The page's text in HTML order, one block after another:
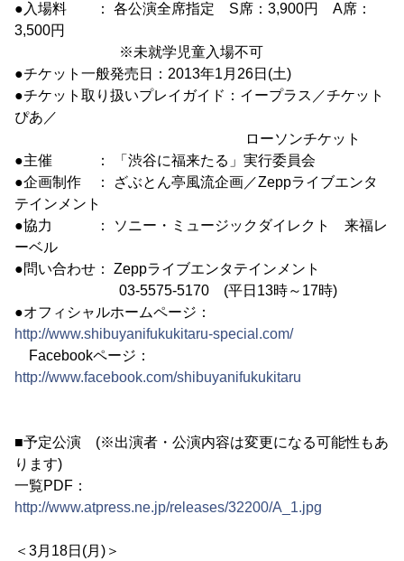
●入場料 ： 各公演全席指定 S席：3,900円 A席：
3,500円
※未就学児童入場不可
●チケット一般発売日：2013年1月26日(土)
●チケット取り扱いプレイガイド：イープラス／チケット
ぴあ／
ローソンチケット
●主催 ： 「渋谷に福来たる」実行委員会
●企画制作 ： ざぶとん亭風流企画／Zeppライブエンタ
テインメント
●協力 ： ソニー・ミュージックダイレクト 来福レ
ーベル
●問い合わせ： Zeppライブエンタテインメント
03-5575-5170 (平日13時～17時)
●オフィシャルホームページ：
http://www.shibuyanifukukitaru-special.com/
Facebookページ：
http://www.facebook.com/shibuyanifukukitaru
■予定公演 (※出演者・公演内容は変更になる可能性もあ
ります)
一覧PDF：
http://www.atpress.ne.jp/releases/32200/A_1.jpg
＜3月18日(月)＞